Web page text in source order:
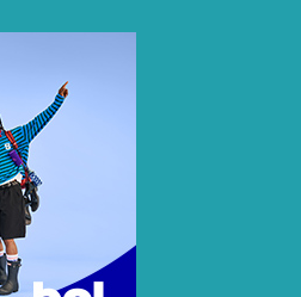
O
R
M